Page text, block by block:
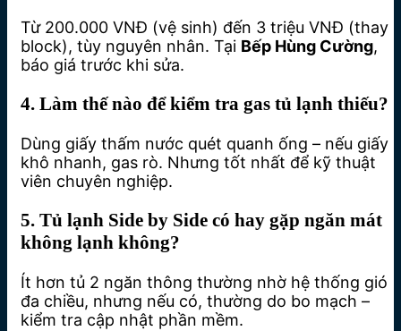
Từ 200.000 VNĐ (vệ sinh) đến 3 triệu VNĐ (thay
block), tùy nguyên nhân. Tại Bếp Hùng Cường,
báo giá trước khi sửa.
4. Làm thế nào để kiểm tra gas tủ lạnh thiếu?
Dùng giấy thấm nước quét quanh ống – nếu giấy
khô nhanh, gas rò. Nhưng tốt nhất để kỹ thuật
viên chuyên nghiệp.
5. Tủ lạnh Side by Side có hay gặp ngăn mát
không lạnh không?
Ít hơn tủ 2 ngăn thông thường nhờ hệ thống gió
đa chiều, nhưng nếu có, thường do bo mạch –
kiểm tra cập nhật phần mềm.